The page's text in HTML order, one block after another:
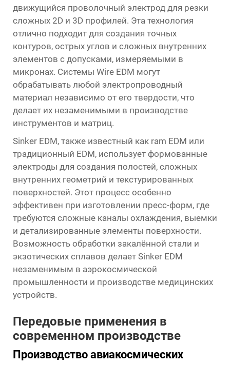
движущийся проволочный электрод для резки
сложных 2D и 3D профилей. Эта технология
отлично подходит для создания точных
контуров, острых углов и сложных внутренних
элементов с допусками, измеряемыми в
микронах. Системы Wire EDM могут
обрабатывать любой электропроводный
материал независимо от его твердости, что
делает их незаменимыми в производстве
инструментов и матриц.
Sinker EDM, также известный как ram EDM или
традиционный EDM, использует формованные
электроды для создания полостей, сложных
внутренних геометрий и текстурированных
поверхностей. Этот процесс особенно
эффективен при изготовлении пресс-форм, где
требуются сложные каналы охлаждения, выемки
и детализированные элементы поверхности.
Возможность обработки закалённой стали и
экзотических сплавов делает Sinker EDM
незаменимым в аэрокосмической
промышленности и производстве медицинских
устройств.
Передовые применения в
современном производстве
Производство авиакосмических